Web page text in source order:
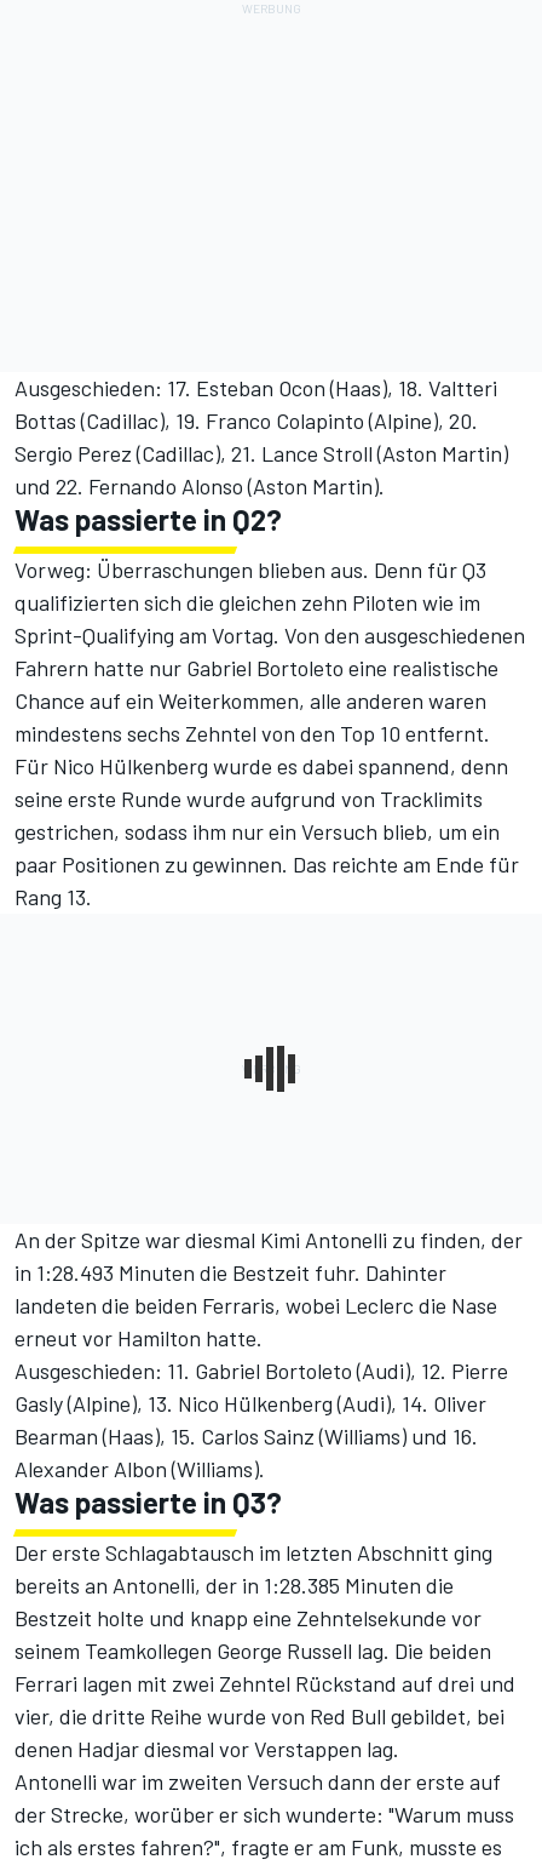
Ausgeschieden: 17. Esteban Ocon (Haas), 18. Valtteri
Bottas (Cadillac), 19. Franco Colapinto (Alpine), 20.
Sergio Perez (Cadillac), 21. Lance Stroll (Aston Martin)
und 22. Fernando Alonso (Aston Martin).
Was passierte in Q2?
Vorweg: Überraschungen blieben aus. Denn für Q3
qualifizierten sich die gleichen zehn Piloten wie im
Sprint-Qualifying am Vortag. Von den ausgeschiedenen
Fahrern hatte nur Gabriel Bortoleto eine realistische
Chance auf ein Weiterkommen, alle anderen waren
mindestens sechs Zehntel von den Top 10 entfernt.
Für Nico Hülkenberg wurde es dabei spannend, denn
seine erste Runde wurde aufgrund von Tracklimits
gestrichen, sodass ihm nur ein Versuch blieb, um ein
paar Positionen zu gewinnen. Das reichte am Ende für
Rang 13.
An der Spitze war diesmal Kimi Antonelli zu finden, der
in 1:28.493 Minuten die Bestzeit fuhr. Dahinter
landeten die beiden Ferraris, wobei Leclerc die Nase
erneut vor Hamilton hatte.
Ausgeschieden: 11. Gabriel Bortoleto (Audi), 12. Pierre
Gasly (Alpine), 13. Nico Hülkenberg (Audi), 14. Oliver
Bearman (Haas), 15. Carlos Sainz (Williams) und 16.
Alexander Albon (Williams).
Was passierte in Q3?
Der erste Schlagabtausch im letzten Abschnitt ging
bereits an Antonelli, der in 1:28.385 Minuten die
Bestzeit holte und knapp eine Zehntelsekunde vor
seinem Teamkollegen George Russell lag. Die beiden
Ferrari lagen mit zwei Zehntel Rückstand auf drei und
vier, die dritte Reihe wurde von Red Bull gebildet, bei
denen Hadjar diesmal vor Verstappen lag.
Antonelli war im zweiten Versuch dann der erste auf
der Strecke, worüber er sich wunderte: "Warum muss
ich als erstes fahren?", fragte er am Funk, musste es